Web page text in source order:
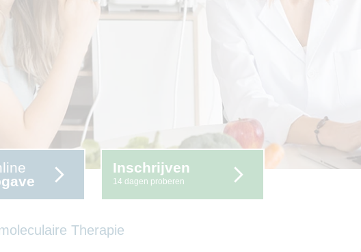
Inschrijven
14 dagen proberen
Therapie